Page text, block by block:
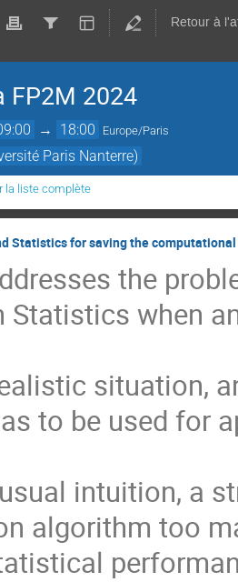
Retour à
FP2M 2024
→ 18:00 Europe/Paris
Paris Nanterre)
la liste complète
Statistics for saving the
the
Statistics when
situation,
to be used for
intuition, a
algorithm too